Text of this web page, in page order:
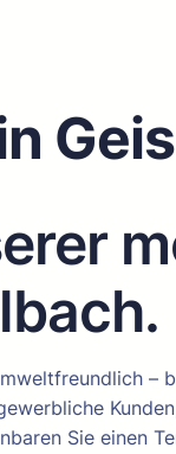
Sie einen